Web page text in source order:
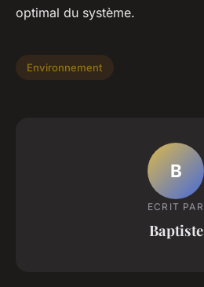
optimal du système.
Environnement
B
ECRIT PAR
Baptiste